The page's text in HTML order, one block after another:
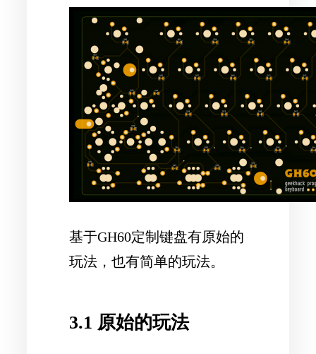
基于GH60定制键盘有原始的
玩法，也有简单的玩法。
3.1 原始的玩法